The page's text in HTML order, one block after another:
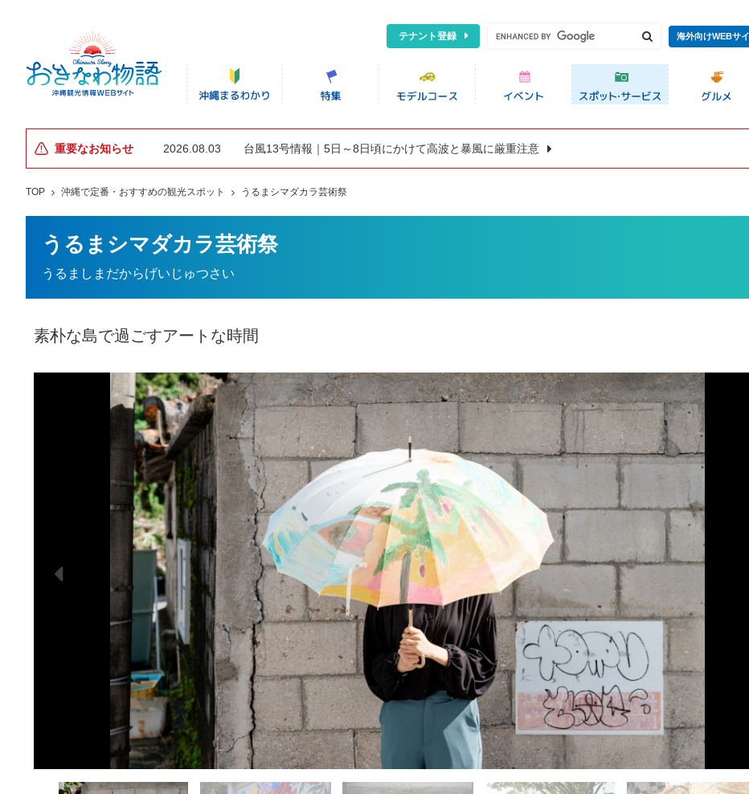
テナント登録 海外向けWEBサ
重要なお知らせ 2026.08.03 台風13号情報｜5日～8日頃にかけて高波と暴風に厳重注意
TOP 沖縄で定番・おすすめの観光スポット うるまシマダカラ芸術祭
うるまシマダカラ芸術祭
うるましまだからげいじゅつさい
素朴な島で過ごすアートな時間